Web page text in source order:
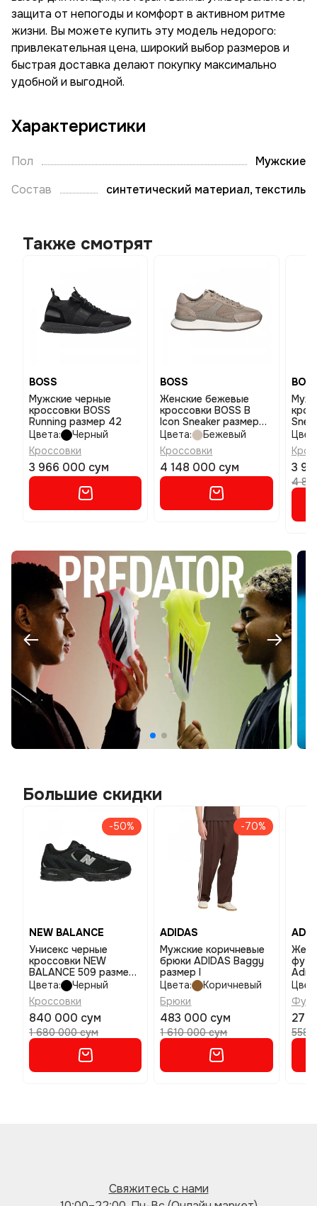
защита от непогоды и комфорт в активном ритме
жизни. Вы можете купить эту модель недорого:
привлекательная цена, широкий выбор размеров и
быстрая доставка делают покупку максимально
удобной и выгодной.
Характеристики
Пол
Мужские
Состав
синтетический материал, текстиль
Также смотрят
BOSS
Мужские черные
кроссовки BOSS
Running размер 42
Цвета:
Черный
Кроссовки
3 966 000 сум
BOSS
Женские бежевые
кроссовки BOSS B
Icon Sneaker размер
40
Цвета:
Бежевый
Кроссовки
4 148 000 сум 3
4
Большие скидки
-50%
NEW BALANCE
Унисекс черные
кроссовки NEW
BALANCE 509 размер
42,5
Цвета:
Черный
Кроссовки
840 000 сум
1 680 000 сум
-70%
ADIDAS
Мужские коричневые
брюки ADIDAS Baggy
размер l
Цвета:
Коричневый
Брюки
483 000 сум
1 610 000 сум
279
558
Свяжитесь с нами